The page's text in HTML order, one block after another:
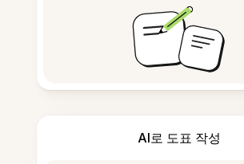
AI로 도표 작성